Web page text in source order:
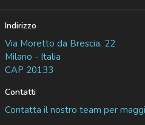
Indirizzo
Via Moretto da Brescia, 22
Milano - Italia
CAP 20133
Contatti
Contatta il nostro team per